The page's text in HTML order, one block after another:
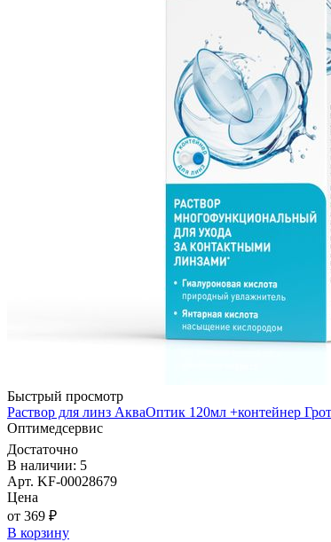
Быстрый просмотр
Раствор для линз АкваОптик 120мл +контейнер
Оптимедсервис
Достаточно
В наличии: 5
Арт. KF-00028679
Цена
от 369 ₽
В корзину